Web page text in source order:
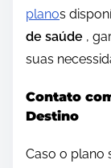
planos
de saúde ,
suas
Contato
Destino
Caso o plano